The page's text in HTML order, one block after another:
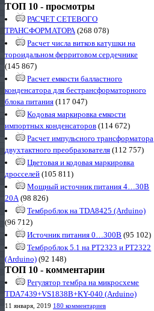
ТОП 10 - просмотры
РАСЧЕТ СЕТЕВОГО
ТРАНСФОРМАТОРА(268 078)
Расчет числа витков катушки на
тороидальном ферритовом сердечнике
(145 867)
Расчет емкости балластного
конденсатора для бестрансформаторного
блока питания (117 047)
Кодовая маркировка емкости
импортных конденсаторов (114 672)
Расчет импульсного трансформатора
двухтактного преобразователя (112 757)
Цветовая и кодовая маркировка
дросселей (105 811)
Мощный источник питания 4…30В
20А(98 826)
Темброблок на TDA8425 (Arduino)
(96 712)
Источник питания 0…300В (95 102)
Темброблок 5.1 на PT2323 и PT2322
(Arduino) (92 148)
ТОП 10 - комментарии
Регулятор тембра на микросхеме
TDA7439+VS1838B+KY-040 (Arduino)
11 января, 2019 180 комментариев